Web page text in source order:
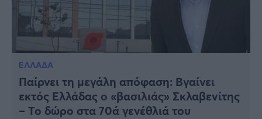
ΕΛΛΑΔΑ
Παίρνει τη μεγάλη απόφαση: Βγαίνει
εκτός Ελλάδας ο «βασιλιάς» Σκλαβενίτης
– Το δώρο στα 70ά γενέθλιά του